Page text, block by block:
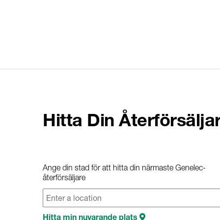
Hitta Din
Ange din stad för att hitta din närmaste Genelec-
återförsäljare
Hitta min nuvarande plats